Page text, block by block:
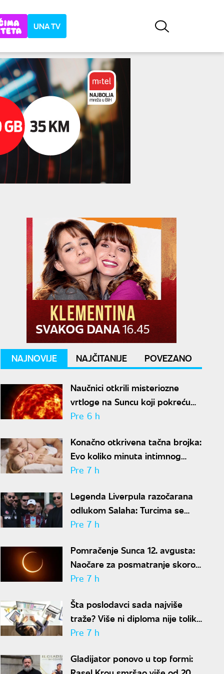
UNA TV
NAJNOVIJE NAJČITANIJE POVEZANO
Naučnici otkrili misteriozne
vrtloge na Suncu koji pokreću
solarne baklje
Pre 6 h
Konačno otkrivena tačna brojka:
Evo koliko minuta intimnog
odnosa je ženi potrebno da bi
Pre 7 h
Legenda Liverpula razočarana
odlukom Salaha: Turcima se
neće dopasti ove reči
Pre 7 h
Pomračenje Sunca 12. avgusta:
Naočare za posmatranje skoro
rasprodate
Pre 7 h
Šta poslodavci sada najviše
traže? Više ni diploma nije toliko
važna
Pre 7 h
Gladijator ponovo u top formi: